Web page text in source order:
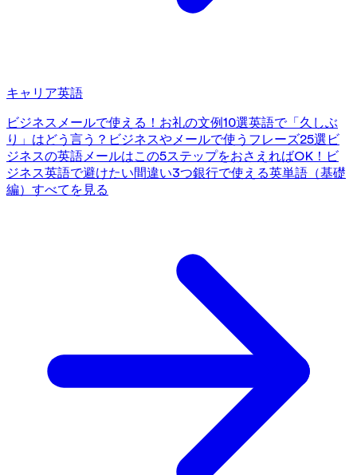
キャリア英語
ビジネスメールで使える！お礼の文例10選英語で「久しぶ
り」はどう言う？ビジネスやメールで使うフレーズ25選 ビ
ジネスの英語メールはこの5ステップをおさえればOK！ ビ
ジネス英語で避けたい間違い3つ銀行で使える英単語（基礎
編） すべてを見る